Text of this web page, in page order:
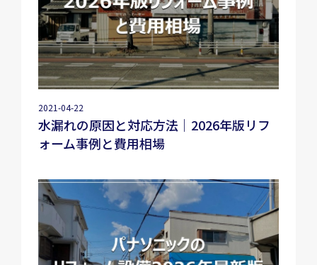
2021-04-22
水漏れの原因と対応方法｜2026年版リフ
ォーム事例と費用相場